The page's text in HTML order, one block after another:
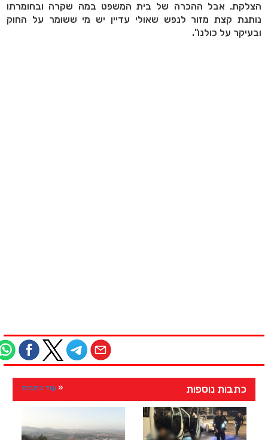
הצלקת. אבל ההכרה של בית המשפט במה שקרה ובחומרתו
נותנת קצת מזור לנפש שאולי עדיין יש מי ששומר על החוק
ובעיקר על כולנו".
כתבות נוספות עוד כתבות